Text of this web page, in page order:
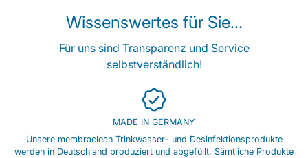
Wissenswertes für Sie...
Für uns sind Transparenz und Service
selbstverständlich!
MADE IN GERMANY
Unsere membraclean Trinkwasser- und Desinfektionsprodukte
werden in Deutschland produziert und abgefüllt. Sämtliche Produkte